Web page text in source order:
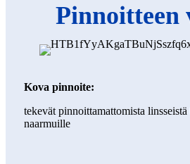
Pinnoitteen
Kova pinnoite:
tekevät pinnoittamattomista
naarmuille